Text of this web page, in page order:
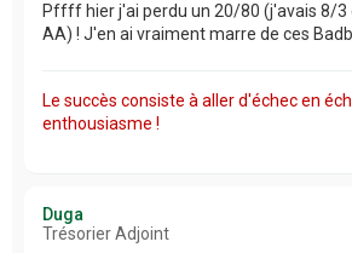
Pffff hier j'ai perdu un 20/80 (j'avais 8/
AA) ! J'en ai vraiment marre de ces
Le succès consiste à aller d'échec en
enthousiasme !
Duga
Trésorier Adjoint